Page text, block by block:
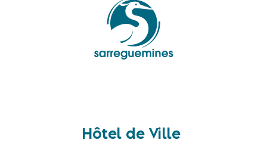
Hôtel de Ville